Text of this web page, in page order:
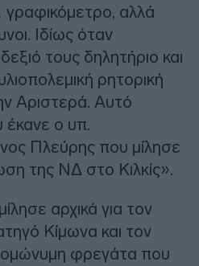
αλλά
Ιδίως όταν
τους δηλητήριο και
ρητορική
Αριστερά. Αυτό
έκανε ο υπ.
Πλεύρης που μίλησε
της ΝΔ στο Κιλκίς».
αρχικά για τον
Κίμωνα και τον
ομώνυμη φρεγάτα που